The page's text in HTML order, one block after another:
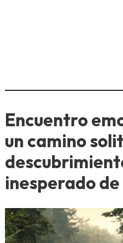
Encuentro
un camino
inesperado